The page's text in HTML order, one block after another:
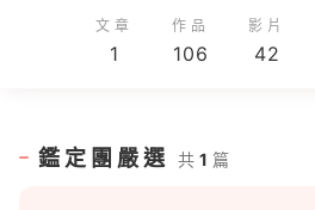
文章
1
作品
106
影片
42
鑑定團嚴選 共 1 篇